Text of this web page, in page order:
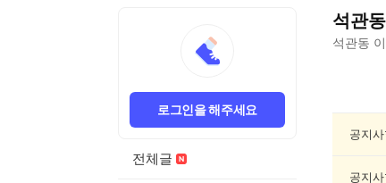
로그인을 해주세요
전체글
석관동
석관동
동
공지
공지